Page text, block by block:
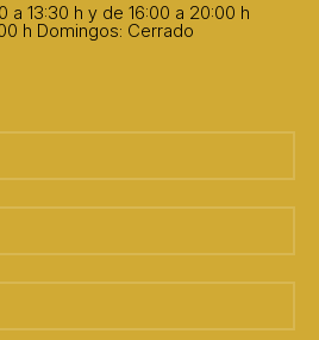
a 13:30 h y de 16:00 a 20:00 h
h Domingos: Cerrado